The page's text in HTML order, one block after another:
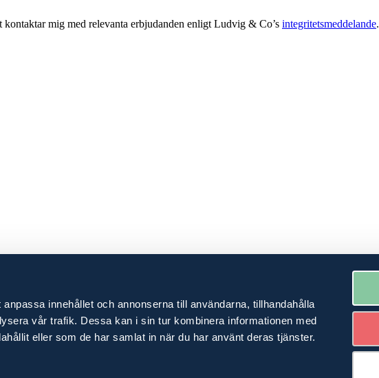
innehållet och annonserna till användarna, tillhandahålla
vår trafik. Dessa kan i sin tur kombinera informationen med
eller som de har samlat in när du har använt deras tjänster.
mig med relevanta erbjudanden enligt Ludvig & Co’s integritetsmeddelande.